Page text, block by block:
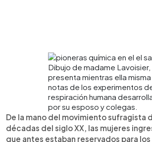
Dibujo de madame Lavoisier,
presenta mientras ella
notas de los experimentos
respiración humana
por su esposo y colegas.
De la mano del movimiento sufragista
décadas del siglo XX, las mujeres
que antes estaban reservados para